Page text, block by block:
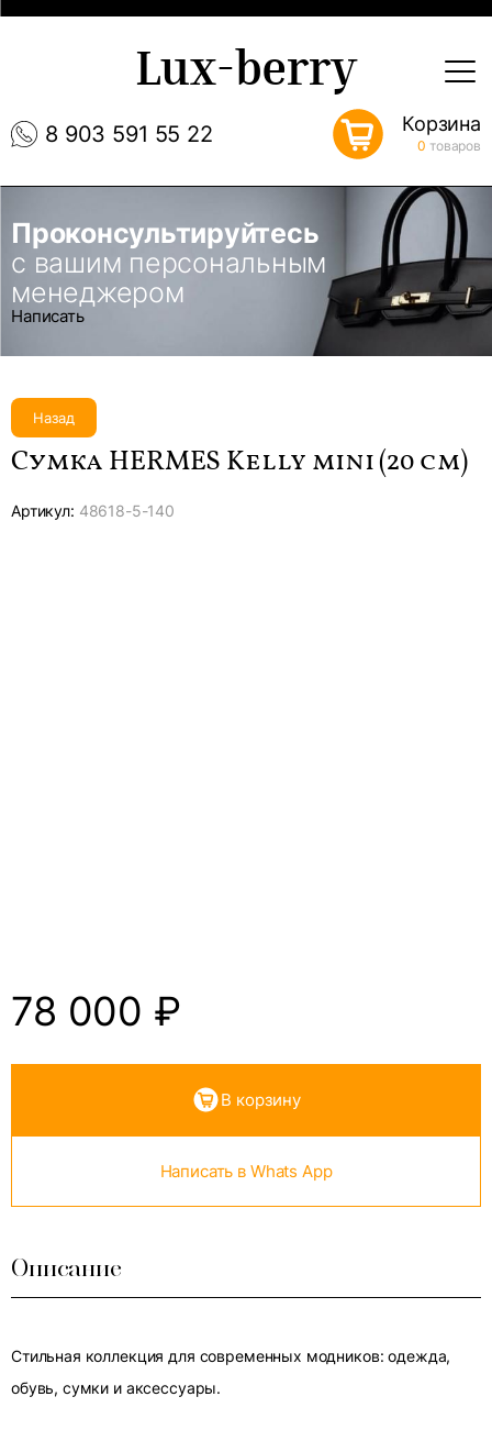
8 903 591 55 22
Lux-berry
Корзина
0 товаров
Проконсультируйтесь
с вашим персональным
менеджером
Написать
Назад
Сумка HERMES Kelly mini (20 см)
Артикул: 48618-5-140
78 000 ₽
В корзину
Написать в Whats App
Описание
Стильная коллекция для современных модников: одежда,
обувь, сумки и аксессуары.